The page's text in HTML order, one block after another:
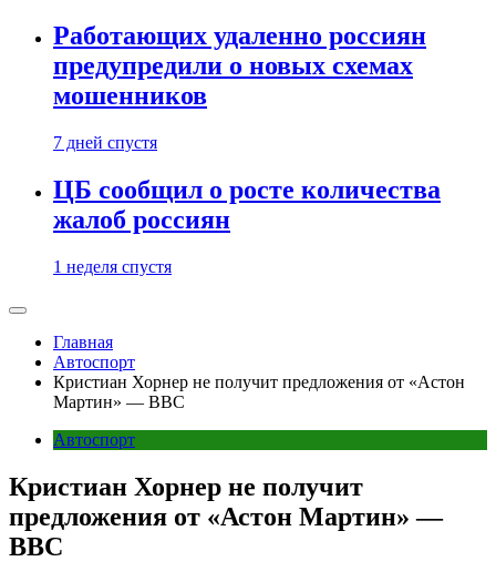
Работающих удаленно россиян
предупредили о новых схемах
мошенников
7 дней спустя
ЦБ сообщил о росте количества
жалоб россиян
1 неделя спустя
Главная
Автоспорт
Кристиан Хорнер не получит предложения от «Астон
Мартин» — ВВС
Автоспорт
Кристиан Хорнер не получит
предложения от «Астон Мартин» —
ВВС